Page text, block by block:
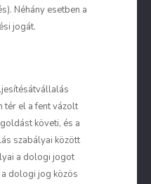
Néhány esetben a
jogát.
tér el a fent vázolt
követi, és a
szabályai között
a dologi jogot
a dologi jog közös